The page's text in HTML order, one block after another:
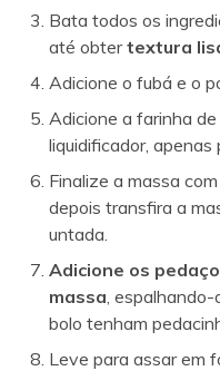
Bata todos os
até obtertextura
Adicione o fubá e o
Adicione a farinha de
liquidificador,
Finalize a massa
depois transfira a
untada.
Adicione os
massa, espalhando-
bolo tenham
Leve para assar em